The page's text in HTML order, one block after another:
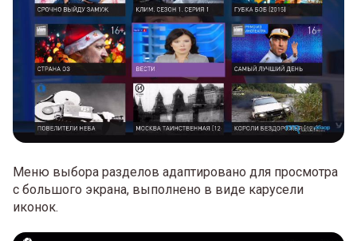
Меню выбора разделов адаптировано для просмотра
с большого экрана, выполнено в виде карусели
иконок.